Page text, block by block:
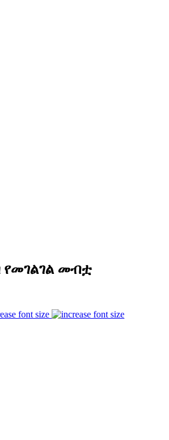
የመገልገል መብቷ
font size